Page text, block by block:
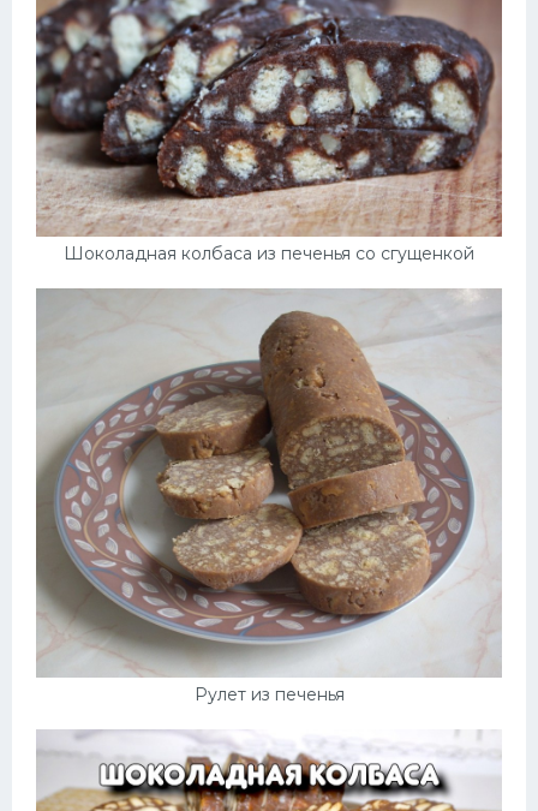
Шоколадная колбаса из печенья со сгущенкой
Рулет из печенья